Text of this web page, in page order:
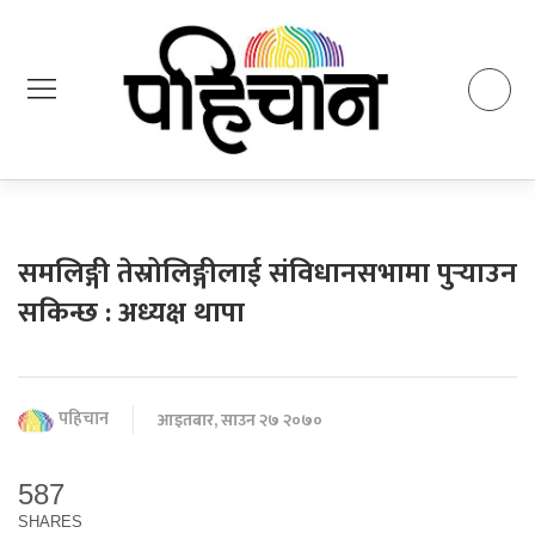
समलिङ्गी तेस्रोलिङ्गीलाई संविधानसभामा पुर्‍याउन
सकिन्छ : अध्यक्ष थापा
पहिचान आइतबार, साउन २७ २०७०
587
SHARES